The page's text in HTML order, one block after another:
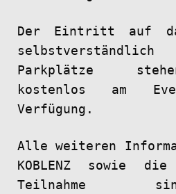
Der Eintritt auf
Parkplätze
kostenlos am
Verfügung.
Alle weiteren
KOBLENZ sowie
Teilnahme